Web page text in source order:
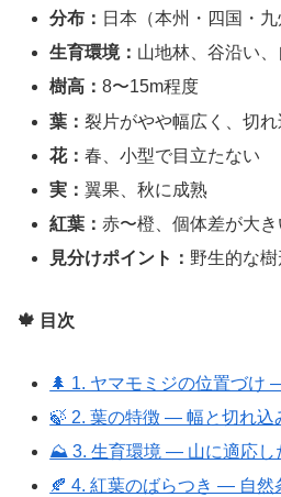
分布： 日本（本州・四国・九
生育環境： 山地林、谷沿い
樹高：8〜15m程度
葉： 裂片がやや幅広く、切
花：春、小型で目立たない
実： 翼果、秋に成熟
紅葉：赤〜橙、個体差が大き
見分けポイント： 野生的な
🍁 目次
🌲 1. ヤマモミジの位置づけ
🍃 2. 葉の特徴 ― 幅と切れ込
⛰ 3. 生育環境 ― 山に適応し
🍂 4. 紅葉のばらつき ― 自然